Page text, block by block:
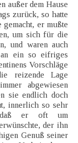
außer dem Hause
zurück, so hatte
er mußte
um sich für die
und waren auch
ein so eifriges
Vorschläge
reizende Lage
abgewiesen
sie endlich doch
innerlich so sehr
daß er oft um
der ihn
Genuß seiner